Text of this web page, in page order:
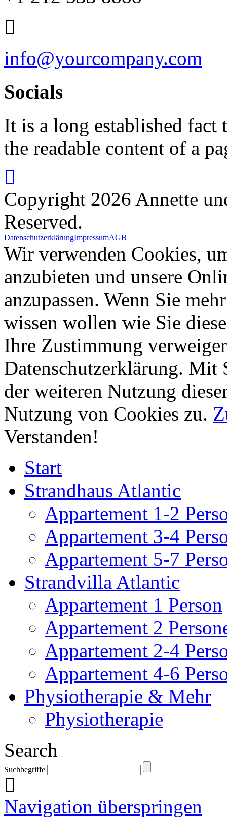
info@yourcompany.com
Socials
It is a long established fact
the readable content of a
Copyright 2026 Annette
Reserved.
DatenschutzerklärungImpressumAGB
Wir verwenden Cookies,
anzubieten und unsere
anzupassen. Wenn Sie
wissen wollen wie Sie
Ihre Zustimmung
Datenschutzerklärung. Mit
der weiteren Nutzung
Nutzung von Cookies zu.
Verstanden!
Start
Strandhaus Atlantic
Appartement 1-2
Appartement 3-4
Appartement 5-7
Strandvilla Atlantic
Appartement 1 Person
Appartement 2
Appartement 2-4
Appartement 4-6
Physiotherapie & Mehr
Physiotherapie
Search
Suchbegriffe
Navigation überspringen